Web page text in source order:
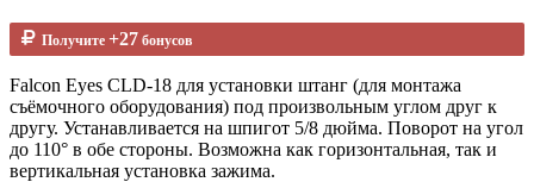
Получите +27 бонусов
Falcon Eyes CLD-18 для установки штанг (для монтажа
съёмочного оборудования) под произвольным углом друг к
другу. Устанавливается на шпигот 5/8 дюйма. Поворот на угол
до 110° в обе стороны. Возможна как горизонтальная, так и
вертикальная установка зажима.